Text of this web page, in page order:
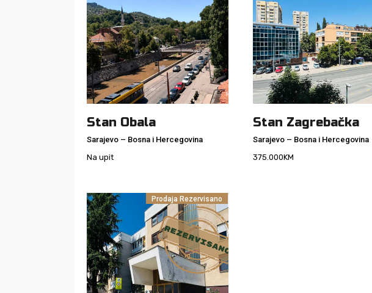
Stan Obala
Sarajevo – Bosna i Hercegovina
Na upit
Stan Zagrebačka
Sarajevo – Bosna i Hercegovina
375.000KM
Prodaja Rezervisano